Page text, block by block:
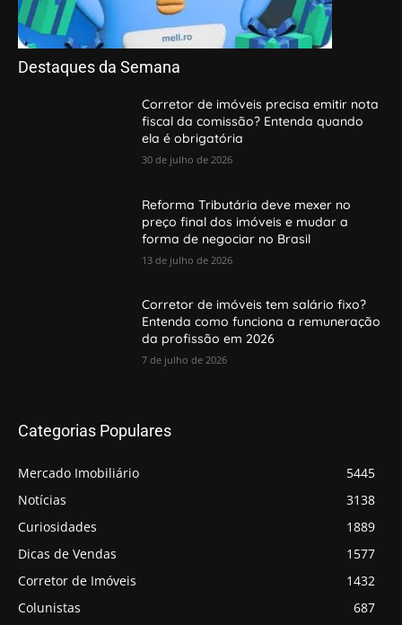
Destaques da Semana
Corretor de imóveis precisa emitir nota
fiscal da comissão? Entenda quando
ela é obrigatória
30 de julho de 2026
Reforma Tributária deve mexer no
preço final dos imóveis e mudar a
forma de negociar no Brasil
13 de julho de 2026
Corretor de imóveis tem salário fixo?
Entenda como funciona a remuneração
da profissão em 2026
7 de julho de 2026
Categorias Populares
Mercado Imobiliário
5445
Notícias
3138
Curiosidades
1889
Dicas de Vendas
1577
Corretor de Imóveis
1432
Colunistas
687